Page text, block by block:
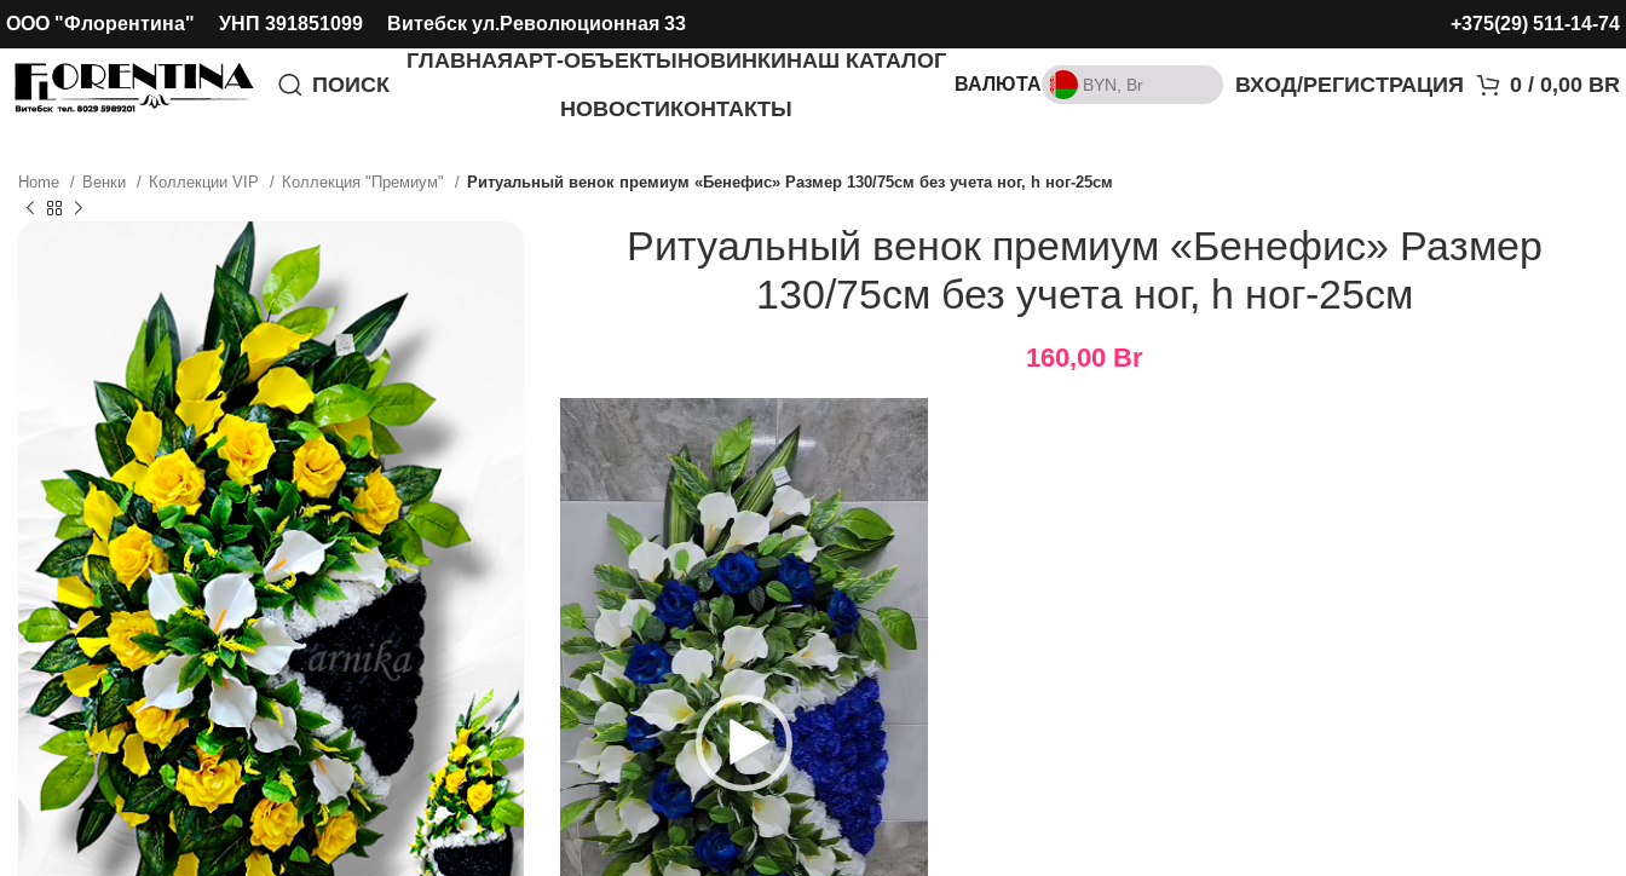
ООО "Флорентина" УНП 391851099 Витебск ул.Революционная 33 +375(29) 511-14-74
ПОИСК
ГЛАВНАЯАРТ-ОБЪЕКТЫНОВИНКИНАШ КАТАЛОГ
НОВОСТИКОНТАКТЫ
ВАЛЮТА BYN, Br
BYN, Br ВХОД/РЕГИСТРАЦИЯ 0 / 0,00 BR
Home Венки Коллекции VIP Коллекция "Премиум" Ритуальный венок премиум «Бенефис» Размер 130/75см без учета ног, h ног-25см
Ритуальный венок премиум «Бенефис» Размер
130/75см без учета ног, h ног-25см
160,00 Br
Видеоплеер